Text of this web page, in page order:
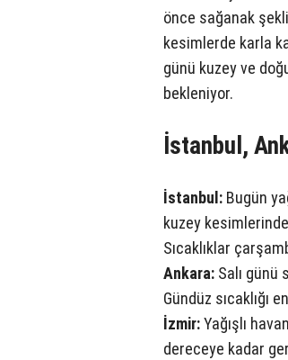
önce sağanak
kesimlerde karla
günü kuzey ve
bekleniyor.
İstanbul,
İstanbul: Bugün
kuzey
Sıcaklıklar
Ankara: Salı günü
Gündüz sıcaklığı
İzmir:Yağışlı
dereceye kadar